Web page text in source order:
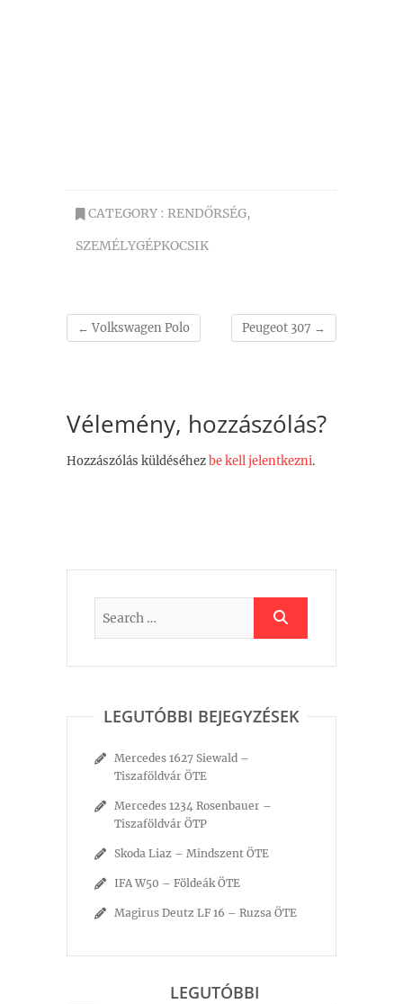
CATEGORY : RENDŐRSÉG,
SZEMÉLYGÉPKOCSIK
← Volkswagen Polo Peugeot 307 →
Vélemény, hozzászólás?
Hozzászólás küldéséhezbe kell jelentkezni.
LEGUTÓBBI BEJEGYZÉSEK
Mercedes 1627 Siewald –
Tiszaföldvár ÖTE
Mercedes 1234 Rosenbauer –
Tiszaföldvár ÖTP
Skoda Liaz – Mindszent ÖTE
IFA W50 – Földeák ÖTE
Magirus Deutz LF 16 – Ruzsa ÖTE
LEGUTÓBBI